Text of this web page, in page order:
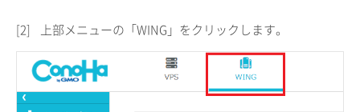
[2] 上部メニューの「WING」をクリックします。